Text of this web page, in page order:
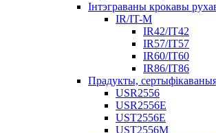
Інтэграваны крокавы
IR/IT-M
IR42/IT42
IR57/IT57
IR60/IT60
IR86/IT86
Прадукты,
USR2556
USR2556E
UST2556E
UST2556M